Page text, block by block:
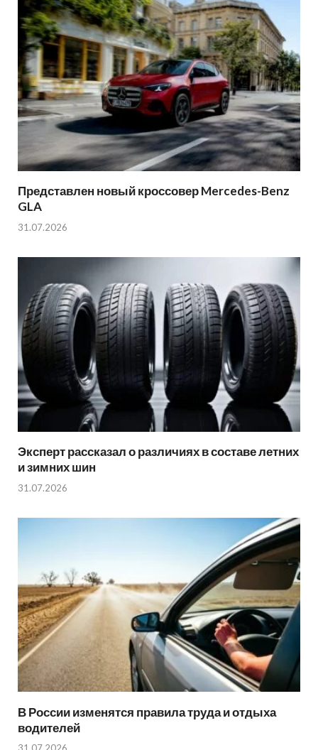
Представлен новый кроссовер Mercedes-Benz
GLA
31.07.2026
Эксперт рассказал о различиях в составе летних
и зимних шин
31.07.2026
В России изменятся правила труда и отдыха
водителей